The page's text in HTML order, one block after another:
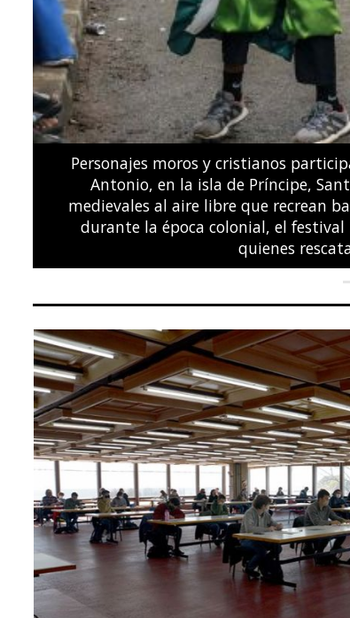
El volcán Fuego entró en erupción a
"peligro", el segundo nivel más alto,
POLÍTICA